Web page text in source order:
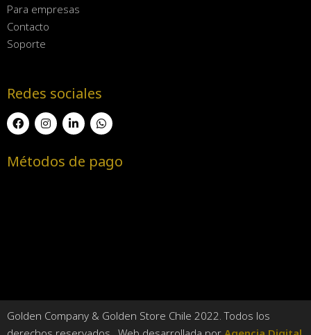
Para empresas
Contacto
Soporte
Redes sociales
Métodos de pago
Golden Company & Golden Store Chile 2022. Todos los